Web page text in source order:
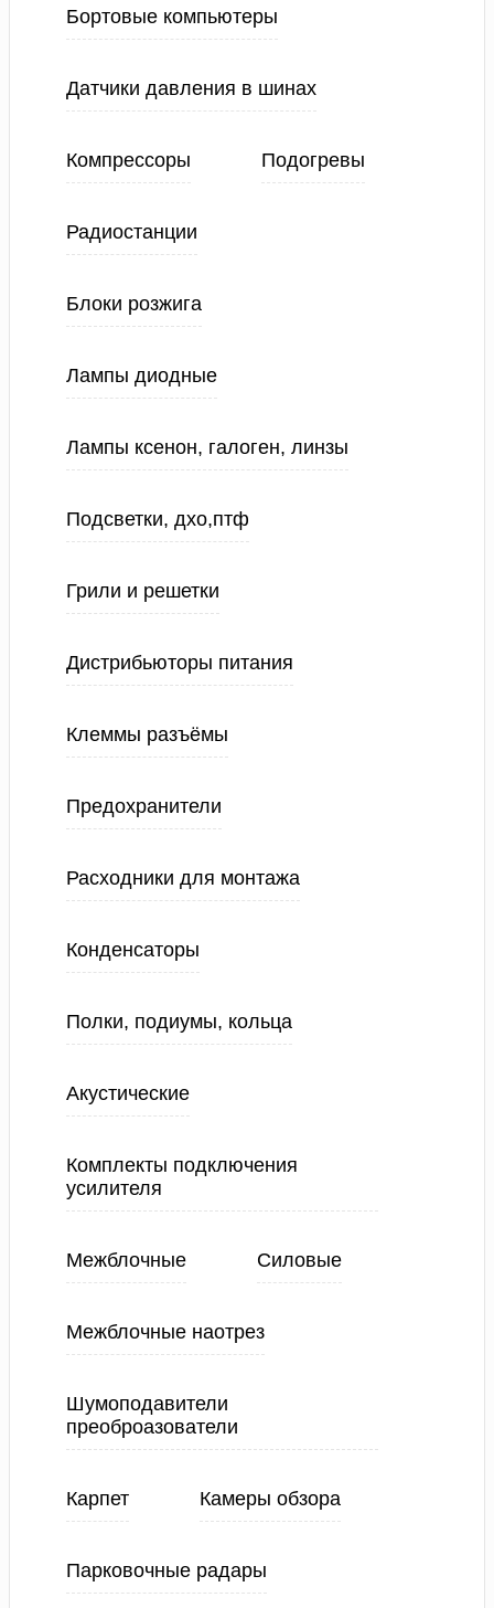
Бортовые компьютеры
Датчики давления в шинах
Компрессоры Подогревы
Радиостанции
Блоки розжига
Лампы диодные
Лампы ксенон, галоген, линзы
Подсветки, дхо,птф
Грили и решетки
Дистрибьюторы питания
Клеммы разъёмы
Предохранители
Расходники для монтажа
Конденсаторы
Полки, подиумы, кольца
Акустические
Комплекты подключения
усилителя
Межблочные Силовые
Межблочные наотрез
Шумоподавители
преоброазователи
Карпет Камеры обзора
Парковочные радары